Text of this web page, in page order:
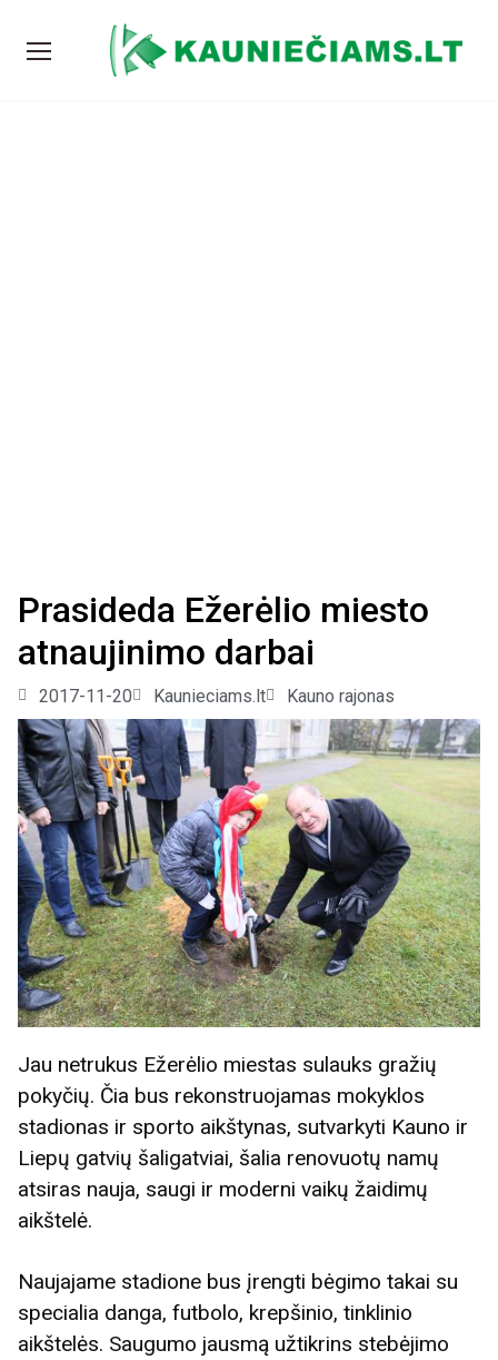
Prasideda Ežerėlio miesto
atnaujinimo darbai
2017-11-20 Kaunieciams.lt Kauno rajonas
Jau netrukus Ežerėlio miestas sulauks gražių
pokyčių. Čia bus rekonstruojamas mokyklos
stadionas ir sporto aikštynas, sutvarkyti Kauno ir
Liepų gatvių šaligatviai, šalia renovuotų namų
atsiras nauja, saugi ir moderni vaikų žaidimų
aikštelė.
Naujajame stadione bus įrengti bėgimo takai su
specialia danga, futbolo, krepšinio, tinklinio
aikštelės. Saugumo jausmą užtikrins stebėjimo